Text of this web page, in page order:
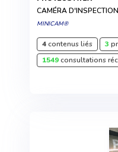
CAMÉRA
MINICAM®
4contenus liés 3
1549consultations